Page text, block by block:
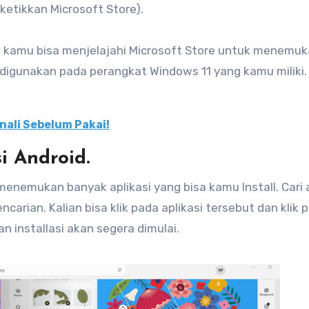
Microsoft Store).
bisa menjelajahi Microsoft Store untuk
pada perangkat Windows 11 yang kamu miliki.
Sebelum Pakai!
Android.
banyak aplikasi yang bisa kamu Install. Cari
Kalian bisa klik pada aplikasi tersebut dan klik
installasi akan segera dimulai.